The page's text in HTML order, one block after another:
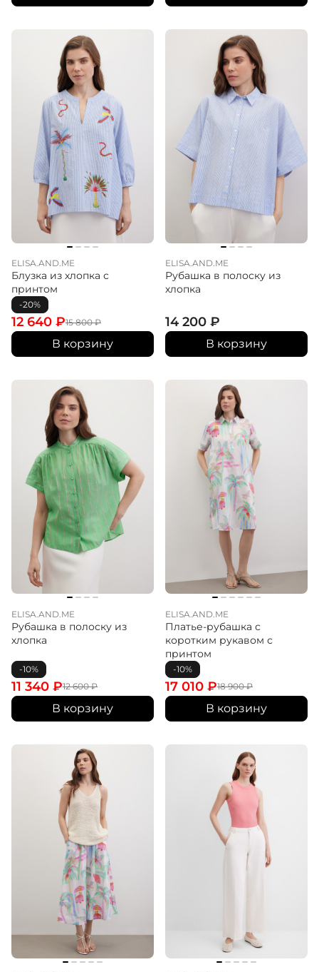
ELISA.AND.ME
Блузка из хлопка с
принтом
-20%
15 800₽
12 640 ₽
В корзину
ELISA.AND.ME
Рубашка в полоску из
хлопка
14 200 ₽
В корзину
ELISA.AND.ME
Рубашка в полоску из
хлопка
-10%
12 600₽
11 340 ₽
В корзину
ELISA.AND.ME
Платье-рубашка с
коротким рукавом с
принтом
-10%
18 900₽
17 010 ₽
В корзину